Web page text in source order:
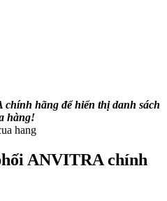
hãng để hiển thị danh sách
hàng!
ANVITRA chính